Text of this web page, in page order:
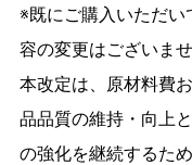
※既にご購入いただ
容の変更はございませ
本改定は、原材料費
品品質の維持・向上
の強化を継続するた